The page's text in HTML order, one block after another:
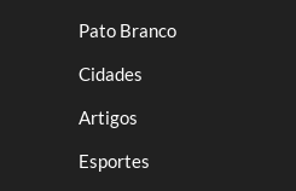
Pato Branco
Cidades
Artigos
Esportes